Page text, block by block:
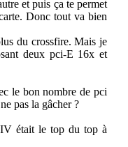
et puis ça te permet
Donc tout va bien
du crossfire. Mais je
deux pci-E 16x et
le bon nombre de pci
pas la gâcher ?
était le top du top à